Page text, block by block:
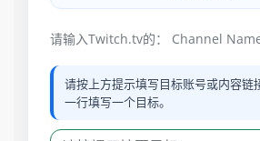
请输入Twitch.tv的： Channel
请按上方提示填写目标账号或内容链
一行填写一个目标。